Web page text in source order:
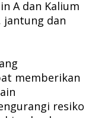
A dan Kalium
jantung dan
memberikan
resiko